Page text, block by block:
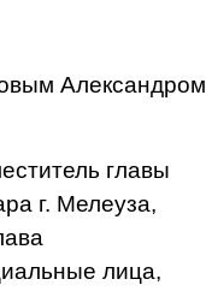
Александром
главы
г. Мелеуза,
лица,